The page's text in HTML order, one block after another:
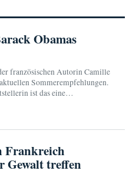
Obamas
französischen Autorin Camille
Sommerempfehlungen.
ist das eine
Frankreich
Gewalt treffen